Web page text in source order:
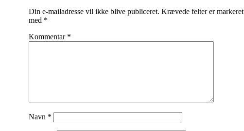
Din e-mailadresse vil ikke blive publiceret. Krævede felter er markeret
med *
Kommentar *
Navn *